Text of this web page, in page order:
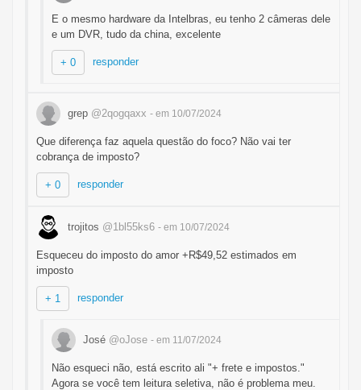
E o mesmo hardware da Intelbras, eu tenho 2 câmeras dele
e um DVR, tudo da china, excelente
+ 0 responder
grep @2qogqaxx - em 10/07/2024
Que diferença faz aquela questão do foco? Não vai ter
cobrança de imposto?
+ 0 responder
trojitos @1bl55ks6 - em 10/07/2024
Esqueceu do imposto do amor +R$49,52 estimados em
imposto
+ 1 responder
José @oJose - em 11/07/2024
Não esqueci não, está escrito ali "+ frete e impostos."
Agora se você tem leitura seletiva, não é problema meu.